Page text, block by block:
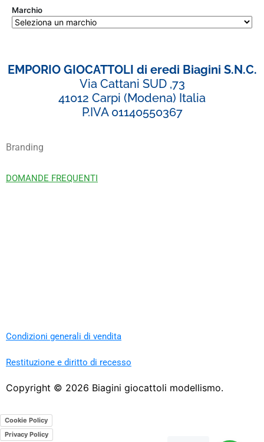
Marchio
EMPORIO GIOCATTOLI di eredi Biagini S.N.C.
Via Cattani SUD ,73
41012 Carpi (Modena) Italia
P.IVA 01140550367
Branding
DOMANDE FREQUENTI
Condizioni generali di vendita
Restituzione e diritto di recesso
Copyright © 2026 Biagini giocattoli modellismo.
Cookie Policy
Privacy Policy